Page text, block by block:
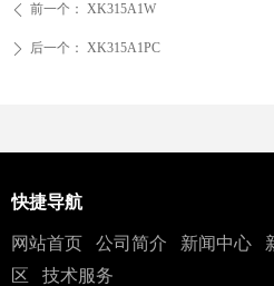
ꄴ 前一个： XK315A1W
ꄲ 后一个： XK315A1PC
快捷导航
网站首页 公司简介 新闻中心
区
技术服务